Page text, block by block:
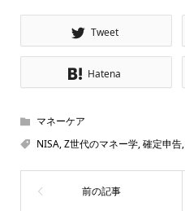
Tweet
Hatena
マネーケア
NISA,Z世代のマネー学,確定申告,